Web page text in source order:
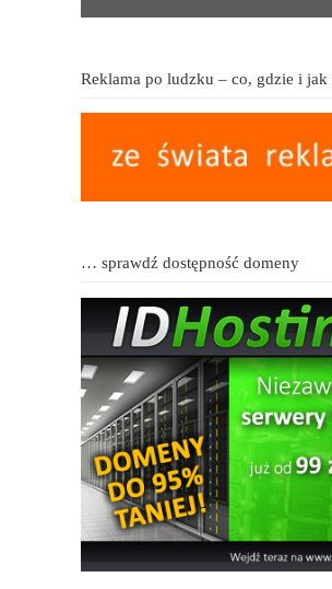
Reklama po ludzku – co, gdzie i jak
… sprawdź dostępność domeny